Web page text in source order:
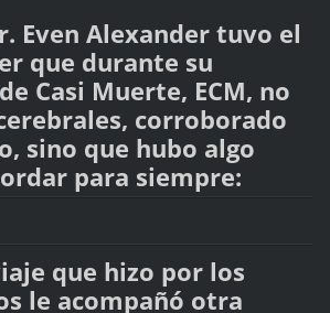
Even Alexander tuvo el
que durante su
Casi Muerte, ECM, no
corroborado
sino que hubo algo
para siempre:
que hizo por los
le acompañó otra